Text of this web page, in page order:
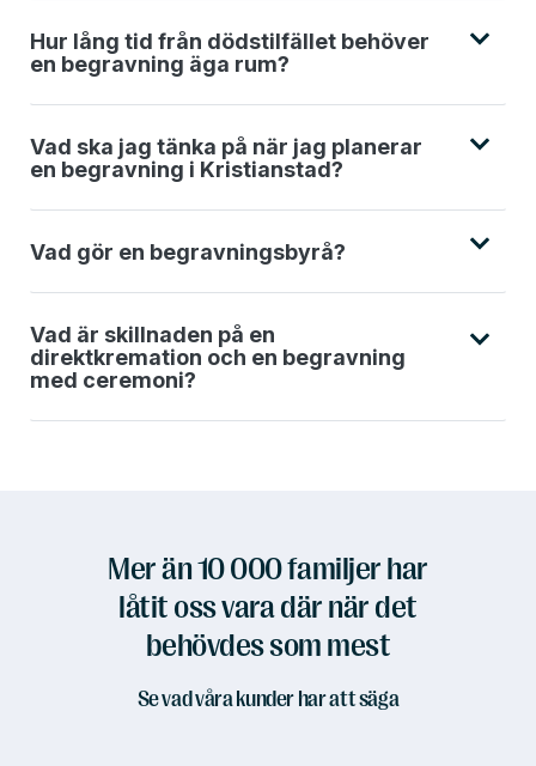
Hur lång tid från dödstilfället behöver
en begravning äga rum?
Vad ska jag tänka på när jag planerar
en begravning i Kristianstad?
Vad gör en begravningsbyrå?
Vad är skillnaden på en
direktkremation och en begravning
med ceremoni?
Mer än 10 000 familjer har
låtit oss vara där när det
behövdes som mest
Se vad våra kunder har att säga